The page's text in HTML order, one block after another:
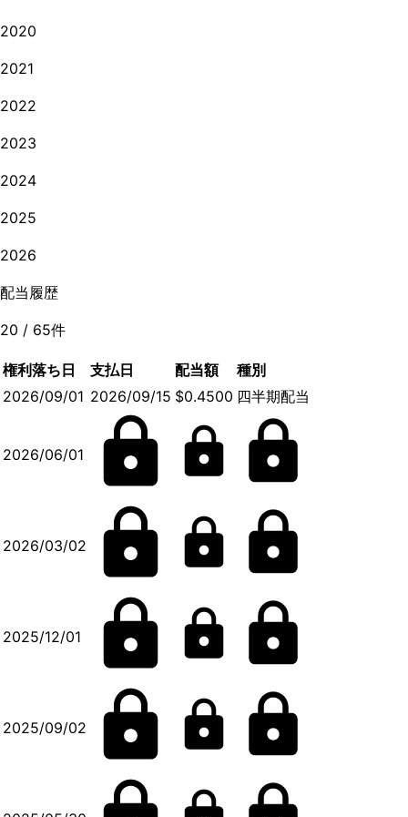
2020
2021
2022
2023
2024
2025
2026
配当履歴
20 / 65件
権利落ち日 支払日 配当額
種別
2026/09/01 2026/09/15 $0.4500 四半期配当
2026/06/01
2026/03/02
2025/12/01
2025/09/02